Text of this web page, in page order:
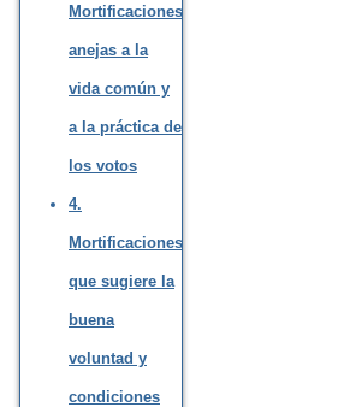
Mortificaciones
anejas a la
vida común y
a la práctica de
los votos
4.
Mortificaciones
que sugiere la
buena
voluntad y
condiciones